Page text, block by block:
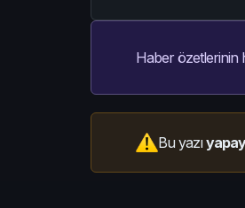
Haber özetlerinin
Bu yazı